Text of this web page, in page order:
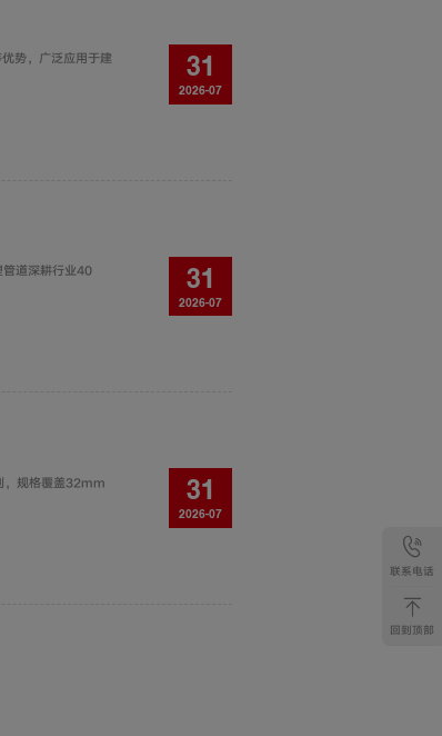
势，广泛应用于建
31
2026-07
管道深耕行业40
31
2026-07
，规格覆盖32mm
31
2026-07
联系电话
回到顶部